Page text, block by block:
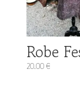
Robe
20.00€